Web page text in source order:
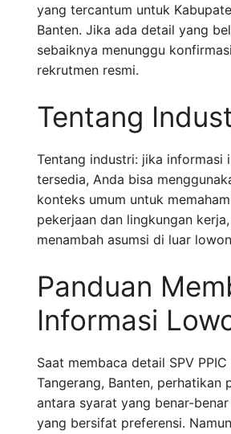
yang tercantum untuk
Banten. Jika ada detail yang
sebaiknya menunggu
rekrutmen resmi.
Tentang
Tentang industri: jika informasi
tersedia, Anda bisa
konteks umum untuk
pekerjaan dan lingkungan
menambah asumsi di luar
Panduan
Informasi
Saat membaca detail SPV
Tangerang, Banten, perhatikan
antara syarat yang benar-
yang bersifat preferensi.